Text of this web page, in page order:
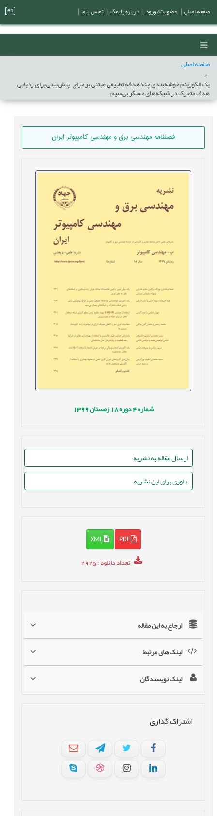
صفحه اصلی
یک الگوریتم خوشه‌بندی چندهدفه تطبیقی مبتنی بر حراج_پیش‌بینی برای ردیابی
هدف متحرک در شبکه‌های حسگر بی‌سیم‌
فصلنامه مهندسی برق و مهندسی کامپيوتر ايران
شماره4 دوره18 زمستان1399
ارسال مقاله به نشریه
داوری برای این نشریه
PDF
XML
تعداد دانلود: 2925
ارجاع به این مقاله
لینک های مرتبط
لینک نویسندگان
اشتراک گذاری
صفحه اصلی عضویت/ ورود درباره رایمگ تماس با ما